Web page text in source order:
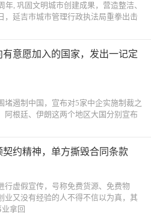
, 巩固文明城市创建成果，营造整洁、
，延吉市城市管理行政执法局重拳出击
意愿加入的国家，发出一记定
堵遏制中国，宣布对5家中企实施制裁之
阿根廷、伊朗这两个地区大国分别宣布
约精神，单方撕毁合同条款
行虚假宣传，号称免费货源、免费物
业又没有经验的人不得不信以为真，其
拿回